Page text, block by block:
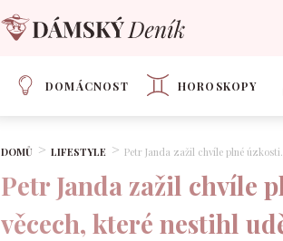
DOMÁCNOST HOROSKOPY
DOMŮ LIFESTYLE Petr Janda zažil chvíle plné
Petr Janda zažil chvíle
věcech, které nestihl